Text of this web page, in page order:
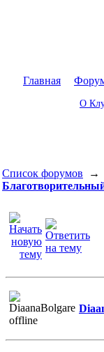
Главная
О
Список форумов →